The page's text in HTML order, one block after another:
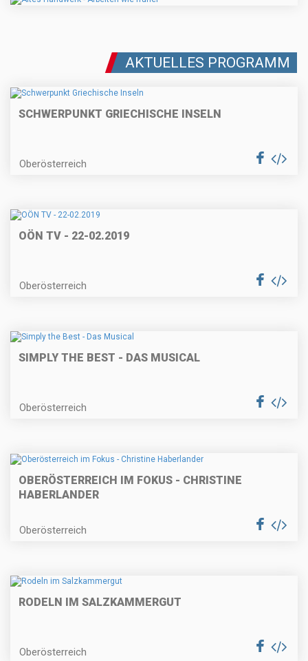
AKTUELLES PROGRAMM
SCHWERPUNKT GRIECHISCHE INSELN
Oberösterreich
OÖN TV - 22-02.2019
Oberösterreich
SIMPLY THE BEST - DAS MUSICAL
Oberösterreich
OBERÖSTERREICH IM FOKUS - CHRISTINE
HABERLANDER
Oberösterreich
RODELN IM SALZKAMMERGUT
Oberösterreich